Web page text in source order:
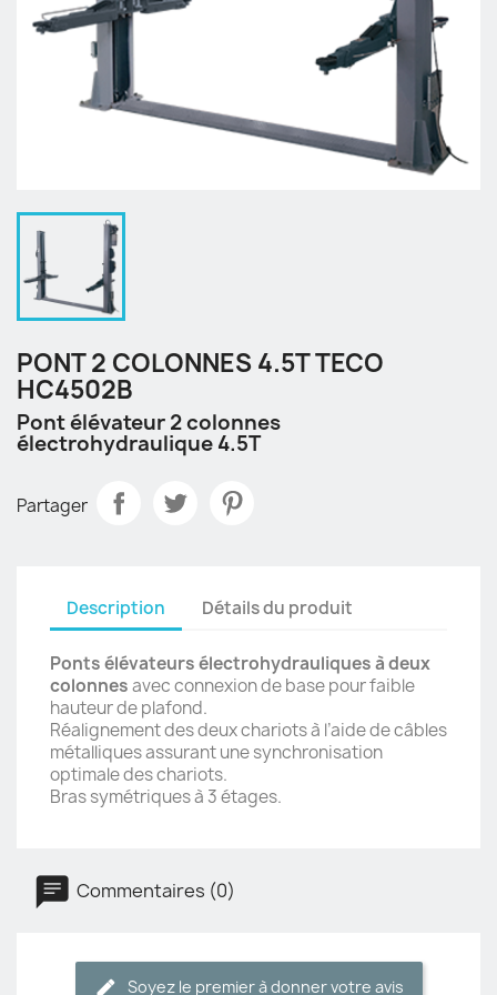
PONT 2 COLONNES 4.5T TECO
HC4502B
Pont élévateur 2 colonnes
électrohydraulique 4.5T
Partager
Description Détails du produit
Ponts élévateurs électrohydrauliques à deux
colonnesavec connexion de base pour faible
hauteur de plafond.
Réalignement des deux chariots à l’aide de câbles
métalliques assurant une synchronisation
optimale des chariots.
Bras symétriques à 3 étages.
Commentaires (0)
Soyez le premier à donner votre avis